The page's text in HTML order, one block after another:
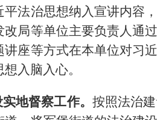
法治思想纳入宣讲内容
局等单位主要负责人通
讲座等方式在本单位对习
入脑入心。
地督察工作。 按照法治